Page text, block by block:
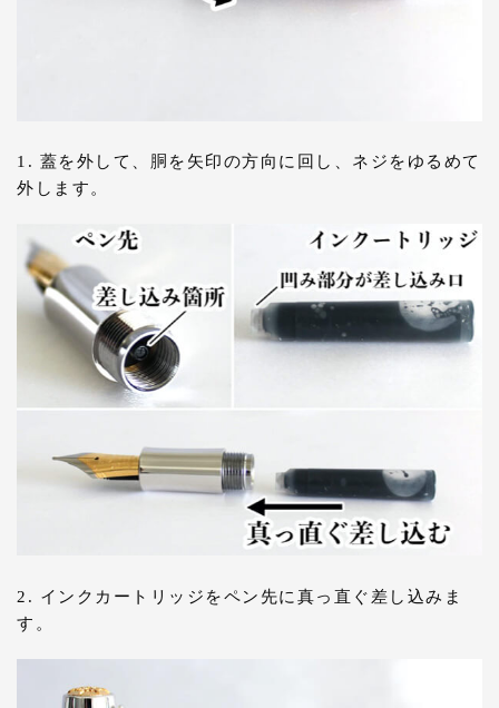
1. 蓋を外して、胴を矢印の方向に回し、ネジをゆるめて
外します。
2. インクカートリッジをペン先に真っ直ぐ差し込みま
す。